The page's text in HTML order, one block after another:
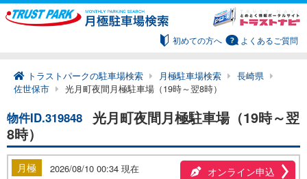
初めての方へ よくあるご質問
トラストパークの駐車場検索 月極駐車場検索
長崎県
佐世保市
光月町夜間月極駐車場（19時～翌8時）
物件ID.319848
光月町夜間月極駐車場（19時～翌
8時）
月極 2026/08/10 00:34 現在 オンライン申込